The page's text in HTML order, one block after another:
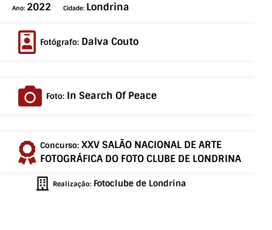
Ano: 2022 Cidade: Londrina
Fotógrafo: Dalva Couto
Foto: In Search Of Peace
Concurso: XXV SALÃO NACIONAL DE ARTE
FOTOGRÁFICA DO FOTO CLUBE DE LONDRINA
Realização: Fotoclube de Londrina